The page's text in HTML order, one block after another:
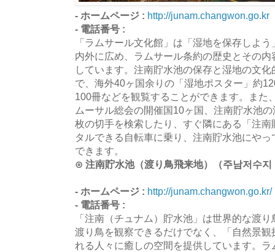
- ホームページ : http://junam.changwon.go.kr
- 電話番号 :
「ラムサール文化館」は「湿地を保存しよ
内外に広め、ラムサール条約の歴史とその
しています。注南貯水池の保存と湿地の文
で、海外40ヶ国余りの「湿地ポスター」約
100冊などを観覧することができます。また
ムーサル総会の開催国10ヶ国、注南貯水池
枚の切手を検索したり、すぐ隣にある「注
タルできる自転車に乗り、注南貯水池にや
できます。
⊙ 注南貯水池（渡り鳥飛来地）（주남저수
- ホームページ : http://junam.changwon.go.kr/
- 電話番号 :
「注南（チュナム）貯水池」は世界的な渡
渡り鳥を観察できるだけでなく、「自然景
れる人々に癒しの空間を提供しています。